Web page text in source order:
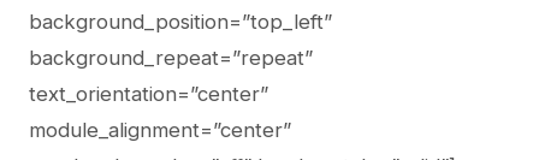
background_position=”top_left”
background_repeat=”repeat”
text_orientation=”center”
module_alignment=”center”